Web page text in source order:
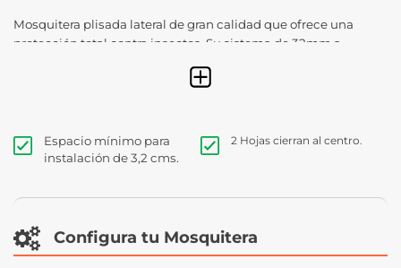
Mosquitera plisada lateral de gran calidad que ofrece una
protección total contra insectos. Su sistema de 32mm a
cualquier punto para facilitar el paso frecuente a terrazas
Espacio mínimo para
instalación de 3,2 cms.
2 Hojas cierran al centro.
Configura tu Mosquitera